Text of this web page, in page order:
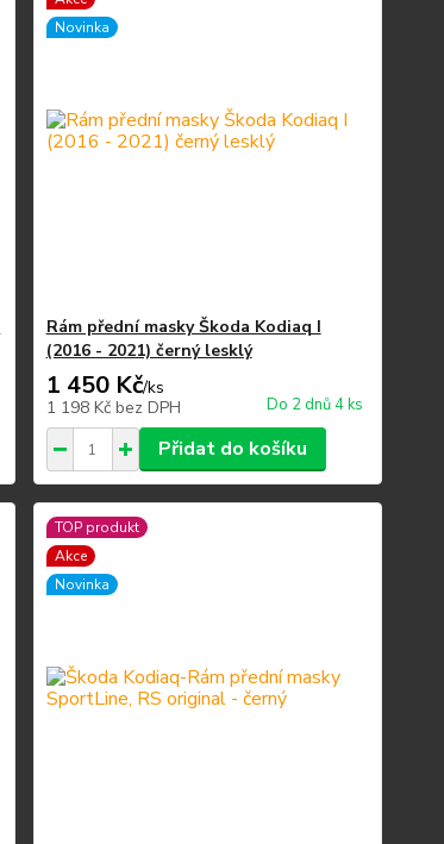
Novinka
Rám přední masky Škoda Kodiaq I
(2016 - 2021) černý lesklý
1 450 Kč/ks
1 198 Kč bez DPH Do 2 dnů 4 ks
Přidat do košíku
TOP produkt
Akce
Novinka